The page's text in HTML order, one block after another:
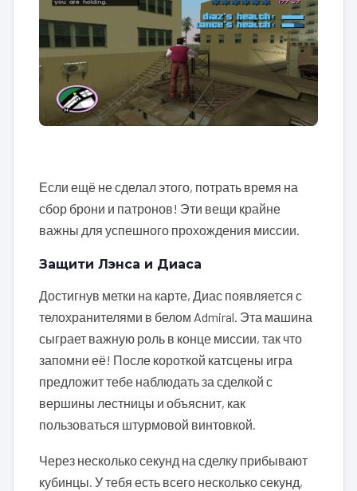
Если ещё не сделал этого, потрать время на
сбор брони и патронов! Эти вещи крайне
важны для успешного прохождения миссии.
Защити Лэнса и Диаса
Достигнув метки на карте, Диас появляется с
телохранителями в белом Admiral. Эта машина
сыграет важную роль в конце миссии, так что
запомни её! После короткой катсцены игра
предложит тебе наблюдать за сделкой с
вершины лестницы и объяснит, как
пользоваться штурмовой винтовкой.
Через несколько секунд на сделку прибывают
кубинцы. У тебя есть всего несколько секунд,